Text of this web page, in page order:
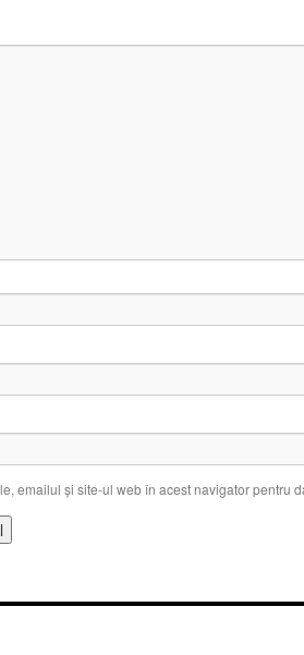
emailul și site-ul web în acest navigator pentru